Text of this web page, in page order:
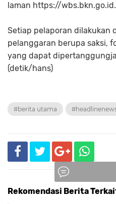
laman https://wbs.bkn.go.id.
Setiap pelaporan dilakukan
pelanggaran berupa saksi,
yang dapat
(detik/hans)
#berita utama
Rekomendasi Berita